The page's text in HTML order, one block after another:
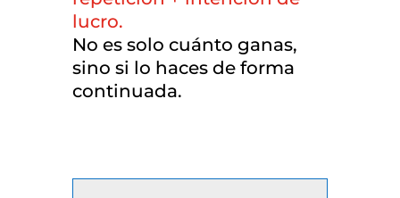
lucro.
No es solo cuánto ganas,
sino si lo haces de forma
continuada.